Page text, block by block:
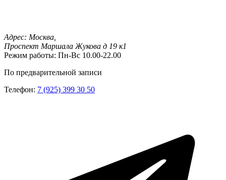
Адрес: Москва,
Проспект Маршала Жукова д 19 к1
Режим работы: Пн-Вс 10.00-22.00
По предварительной записи
Телефон: 7 (925) 399 30 50